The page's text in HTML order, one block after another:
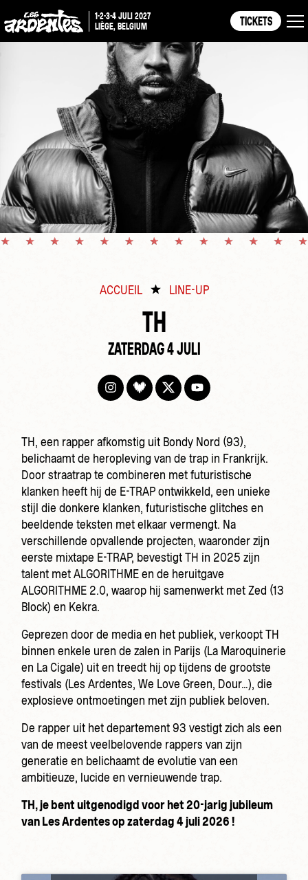
1-2-3-4 JULI 2027
LIÈGE, BELGIUM
TICKETS
ACCUEIL LINE-UP
TH
ZATERDAG 4 JULI
TH, een rapper afkomstig uit Bondy Nord (93),
belichaamt de heropleving van de trap in Frankrijk.
Door straatrap te combineren met futuristische
klanken heeft hij de E-TRAP ontwikkeld, een unieke
stijl die donkere klanken, futuristische glitches en
beeldende teksten met elkaar vermengt. Na
verschillende opvallende projecten, waaronder zijn
eerste mixtape E-TRAP, bevestigt TH in 2025 zijn
talent met ALGORITHME en de heruitgave
ALGORITHME 2.0, waarop hij samenwerkt met Zed (13
Block) en Kekra.
Geprezen door de media en het publiek, verkoopt TH
binnen enkele uren de zalen in Parijs (La Maroquinerie
en La Cigale) uit en treedt hij op tijdens de grootste
festivals (Les Ardentes, We Love Green, Dour…), die
explosieve ontmoetingen met zijn publiek beloven.
De rapper uit het departement 93 vestigt zich als een
van de meest veelbelovende rappers van zijn
generatie en belichaamt de evolutie van een
ambitieuze, lucide en vernieuwende trap.
TH, je bent uitgenodigd voor het 20-jarig jubileum
van Les Ardentes op zaterdag 4 juli 2026 !